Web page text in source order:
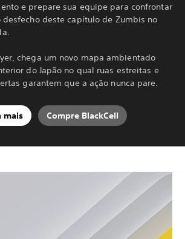
e prepare sua equipe para confrontar
desfecho deste capítulo de Zumbis no
chega um novo mapa ambientado
do Japão no qual ruas estreitas e
garantem que a ação nunca pare.
mais Compre BlackCell